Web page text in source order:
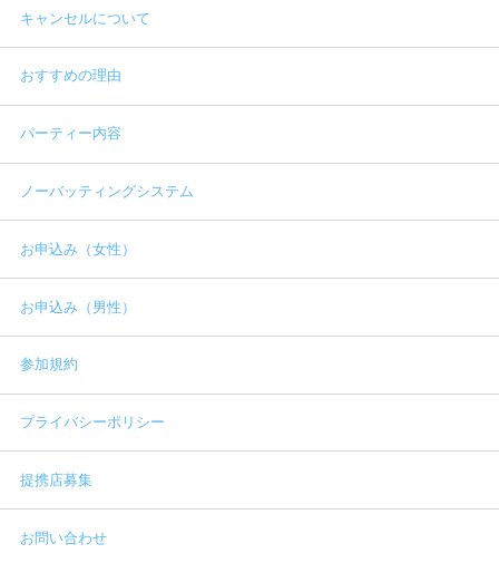
キャンセルについて
おすすめの理由
パーティー内容
ノーバッティングシステム
お申込み（女性）
お申込み（男性）
参加規約
プライバシーポリシー
提携店募集
お問い合わせ